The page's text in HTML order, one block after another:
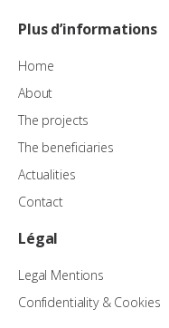
Plus d’informations
Home
About
The projects
The beneficiaries
Actualities
Contact
Légal
Legal Mentions
Confidentiality & Cookies